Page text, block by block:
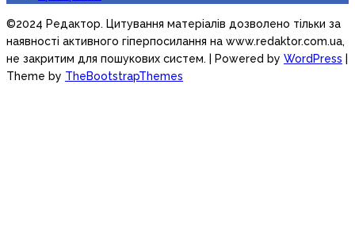
©2024 Редактор. Цитування матеріалів дозволено тільки за
наявності активного гіперпосилання на www.redaktor.com.ua,
не закритим для пошукових систем. | Powered by WordPress
Theme by TheBootstrapThemes